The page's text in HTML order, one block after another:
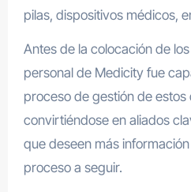
pilas, dispositivos médicos,
Antes de la colocación de
personal de Medicity fue
proceso de gestión de estos
convirtiéndose en aliados
que deseen más
proceso a seguir.